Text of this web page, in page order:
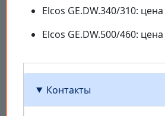
Elcos GE.DW.340/310:
Elcos GE.DW.500/460:
Контакты